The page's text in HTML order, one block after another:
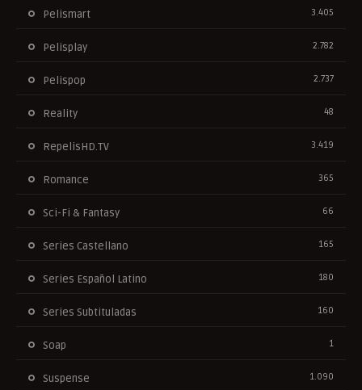
Pelismart 3.405
Pelisplay 2.782
Pelispop 2.737
Reality 48
RepelisHD.TV 3.419
Romance 365
Sci-Fi & Fantasy 66
Series Castellano 165
Series Español Latino 180
Series Subtituladas 160
Soap 1
Suspense 1.090